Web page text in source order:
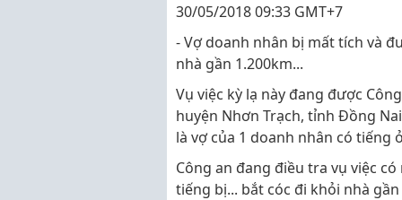
30/05/2018 09:33 GMT+7
- Vợ doanh nhân bị mất tích và
nhà gần 1.200km...
Vụ việc kỳ lạ này đang được
huyện Nhơn Trạch, tỉnh Đồng
là vợ của 1 doanh nhân có tiếng
Công an đang điều tra vụ việc
tiếng bị... bắt cóc đi khỏi nhà